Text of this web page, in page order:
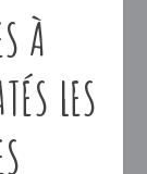
À
LES